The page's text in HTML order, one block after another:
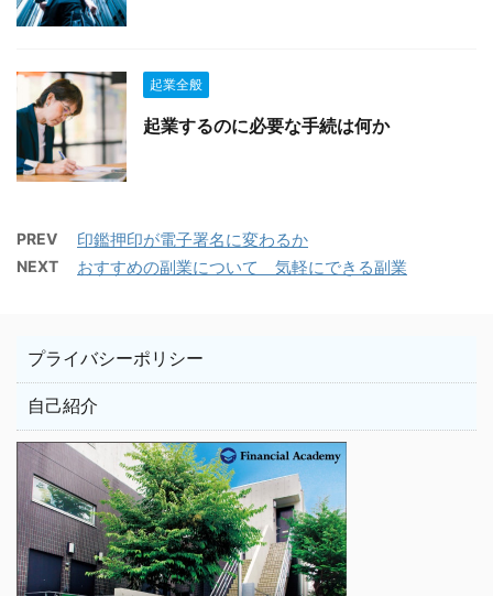
起業全般
起業するのに必要な手続は何か
PREV 印鑑押印が電子署名に変わるか
NEXT おすすめの副業について 気軽にできる副業
プライバシーポリシー
自己紹介